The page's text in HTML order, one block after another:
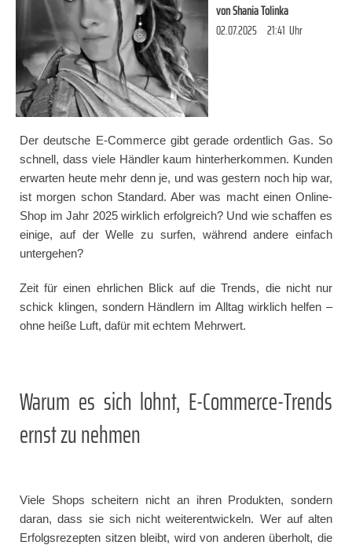
vonShania Tolinka
02.07.2025 21:41 Uhr
Der deutsche E-Commerce gibt gerade ordentlich Gas. So
schnell, dass viele Händler kaum hinterherkommen. Kunden
erwarten heute mehr denn je, und was gestern noch hip war,
ist morgen schon Standard. Aber was macht einen Online-
Shop im Jahr 2025 wirklich erfolgreich? Und wie schaffen es
einige, auf der Welle zu surfen, während andere einfach
untergehen?
Zeit für einen ehrlichen Blick auf die Trends, die nicht nur
schick klingen, sondern Händlern im Alltag wirklich helfen –
ohne heiße Luft, dafür mit echtem Mehrwert.
Warum es sich lohnt, E-Commerce-Trends
ernst zu nehmen
Viele Shops scheitern nicht an ihren Produkten, sondern
daran, dass sie sich nicht weiterentwickeln. Wer auf alten
Erfolgsrezepten sitzen bleibt, wird von anderen überholt, die